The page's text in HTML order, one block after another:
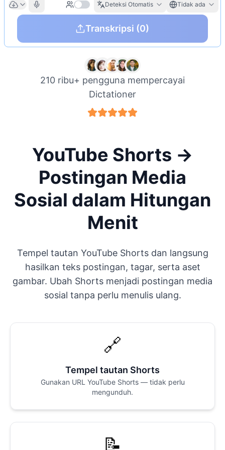
Deteksi Otomatis Tidak ada
Transkripsi (0)
210 ribu+ pengguna mempercayai
Dictationer
YouTube Shorts →
Postingan Media
Sosial dalam Hitungan
Menit
Tempel tautan YouTube Shorts dan langsung
hasilkan teks postingan, tagar, serta aset
gambar. Ubah Shorts menjadi postingan media
sosial tanpa perlu menulis ulang.
🔗
Tempel tautan Shorts
Gunakan URL YouTube Shorts — tidak perlu
mengunduh.
📝